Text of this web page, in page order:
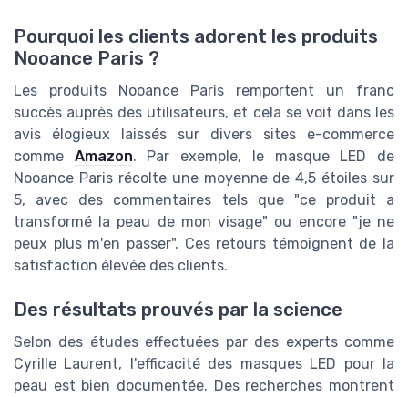
Pourquoi les clients adorent les produits
Nooance Paris ?
Les produits Nooance Paris remportent un franc
succès auprès des utilisateurs, et cela se voit dans les
avis élogieux laissés sur divers sites e-commerce
comme Amazon. Par exemple, le masque LED de
Nooance Paris récolte une moyenne de 4,5 étoiles sur
5, avec des commentaires tels que "ce produit a
transformé la peau de mon visage" ou encore "je ne
peux plus m'en passer". Ces retours témoignent de la
satisfaction élevée des clients.
Des résultats prouvés par la science
Selon des études effectuées par des experts comme
Cyrille Laurent, l'efficacité des masques LED pour la
peau est bien documentée. Des recherches montrent